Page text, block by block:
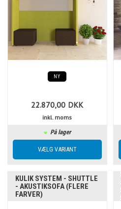
NY
22.870,00 DKK
inkl. moms
På lager
KULIK SYSTEM - SHUTTLE
- AKUSTIKSOFA (FLERE
FARVER)